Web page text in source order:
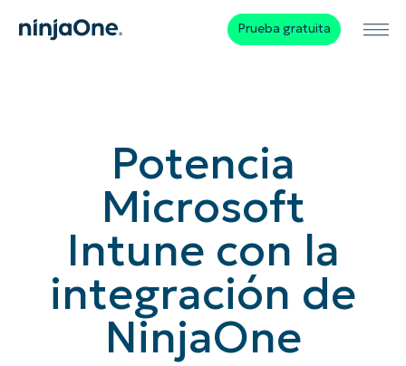
Prueba gratuita
Potencia
Microsoft
Intune con la
integración de
NinjaOne